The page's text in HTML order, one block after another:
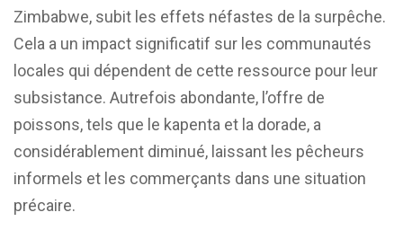
Zimbabwe, subit les effets néfastes de la surpêche.
Cela a un impact significatif sur les communautés
locales qui dépendent de cette ressource pour leur
subsistance. Autrefois abondante, l’offre de
poissons, tels que le kapenta et la dorade, a
considérablement diminué, laissant les pêcheurs
informels et les commerçants dans une situation
précaire.